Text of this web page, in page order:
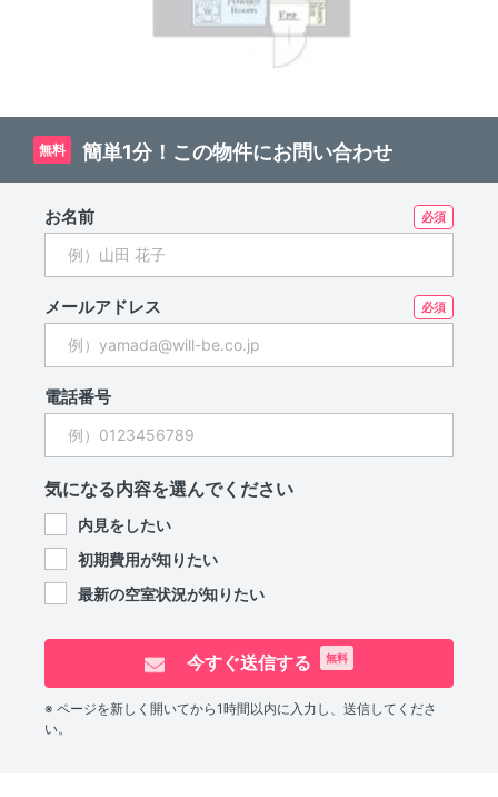
無料 簡単1分！この物件にお問い合わせ
お名前
メールアドレス
電話番号
気になる内容を選んでください
内見をしたい
初期費用が知りたい
最新の空室状況が知りたい
今すぐ送信する 無料
※ ページを新しく開いてから1時間以内に入力し、送信してくださ
い。